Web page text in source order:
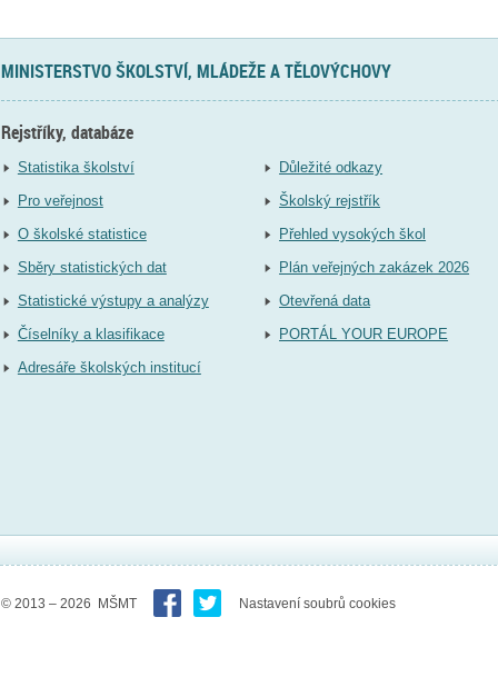
MINISTERSTVO ŠKOLSTVÍ, MLÁDEŽE A TĚLOVÝCHOVY
Rejstříky, databáze
Statistika školství
Pro veřejnost
O školské statistice
Sběry statistických dat
Statistické výstupy a analýzy
Číselníky a klasifikace
Adresáře školských institucí
Důležité odkazy
Školský rejstřík
Přehled vysokých škol
Plán veřejných zakázek 2026
Otevřená data
PORTÁL YOUR EUROPE
© 2013 – 2026 MŠMT Nastavení soubrů cookies